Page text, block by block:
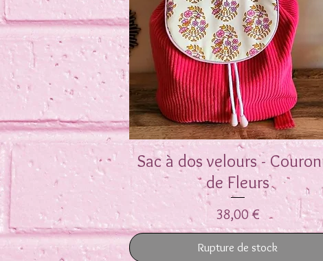
Aperçu rapide
Sac à dos velours -
de Fleurs
Prix
38,00 €
Rupture de stock